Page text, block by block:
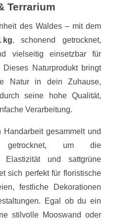
Terrarium
des Waldes – mit dem
kg, schonend getrocknet,
vielseitig einsetzbar für
Naturprodukt bringt
Natur in dein Zuhause,
seine hohe Qualität,
Verarbeitung.
gesammelt und
getrocknet, um die
Elastizität und sattgrüne
sich perfekt für floristische
festliche Dekorationen
Egal ob du ein
stilvolle Mooswand oder